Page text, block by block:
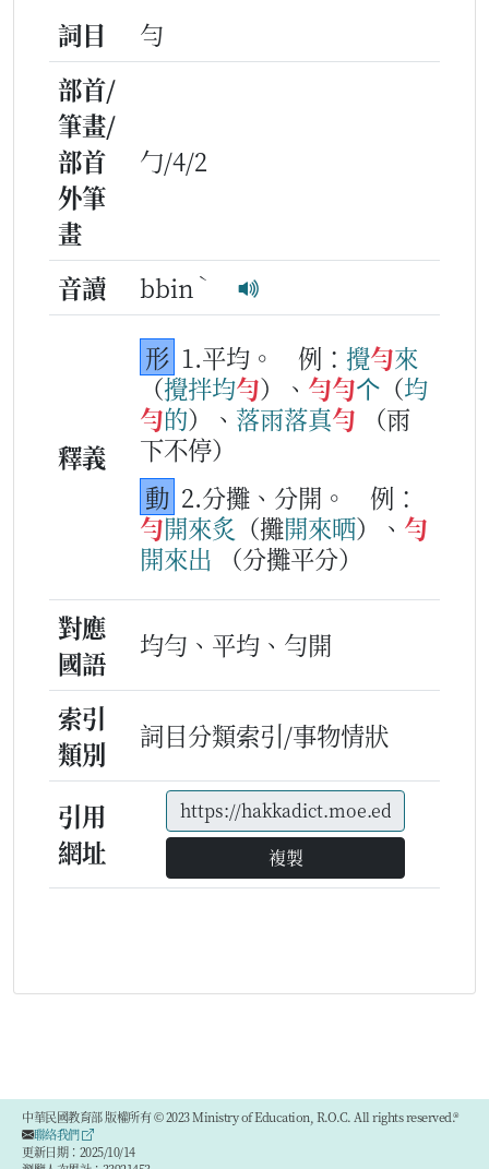
詞目
勻
部首/
筆畫/
部首
外筆
畫
勹/4/2
音讀 bbin ˋ
釋義
形 1.平均。 例： 攪勻來
（攪拌均勻）、 勻勻个 （均
勻的）、 落雨落真勻
（雨
下不停）
動 2.分攤、分開。
例：
勻開來炙 （攤開來晒）、 勻
開來出
（分攤平分）
對應
國語
均勻、平均、勻開
索引
類別
詞目分類索引/事物情狀
引用
網址
複製
中華民國教育部 版權所有 © 2023 Ministry of Education, R.O.C. All rights reserved.®
聯絡我們
更新日期：2025/10/14